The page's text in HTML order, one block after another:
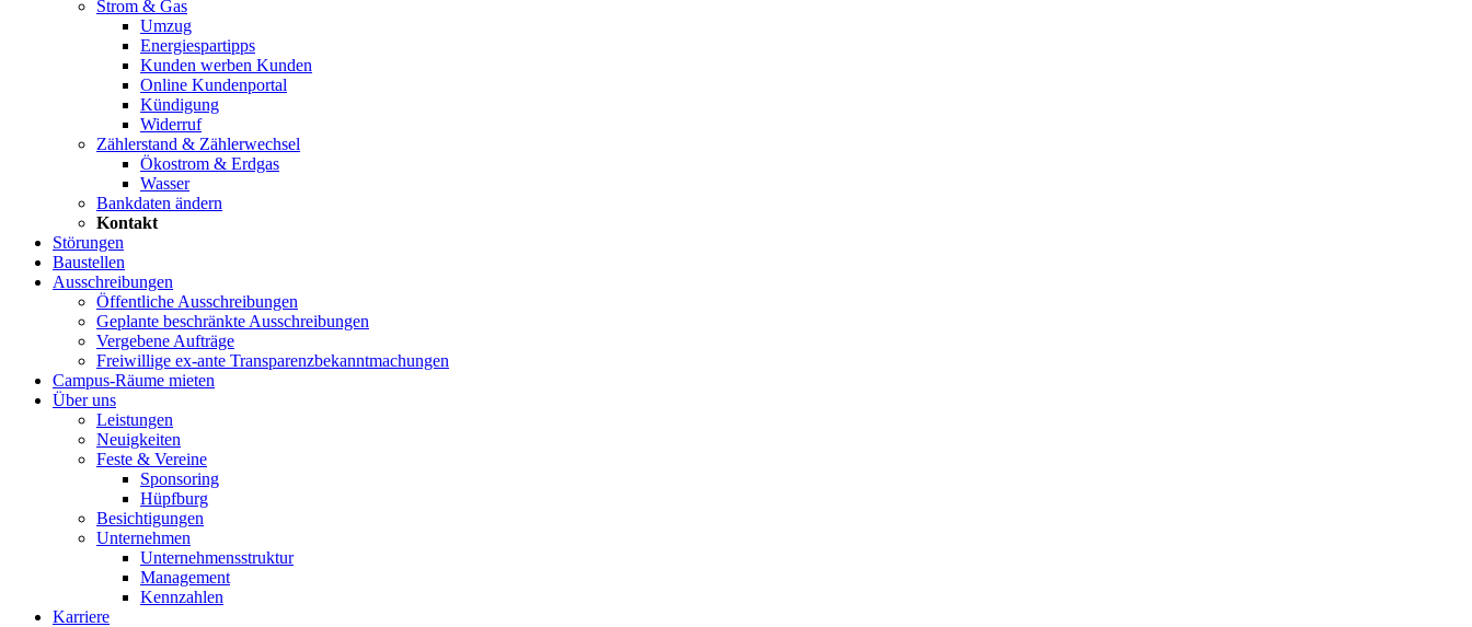
Strom & Gas
Umzug
Energiespartipps
Kunden werben Kunden
Online Kundenportal
Kündigung
Widerruf
Zählerstand & Zählerwechsel
Ökostrom & Erdgas
Wasser
Bankdaten ändern
Kontakt
Störungen
Baustellen
Ausschreibungen
Öffentliche Ausschreibungen
Geplante beschränkte Ausschreibungen
Vergebene Aufträge
Freiwillige ex-ante Transparenzbekanntmachungen
Campus-Räume mieten
Über uns
Leistungen
Neuigkeiten
Feste & Vereine
Sponsoring
Hüpfburg
Besichtigungen
Unternehmen
Unternehmensstruktur
Management
Kennzahlen
Karriere